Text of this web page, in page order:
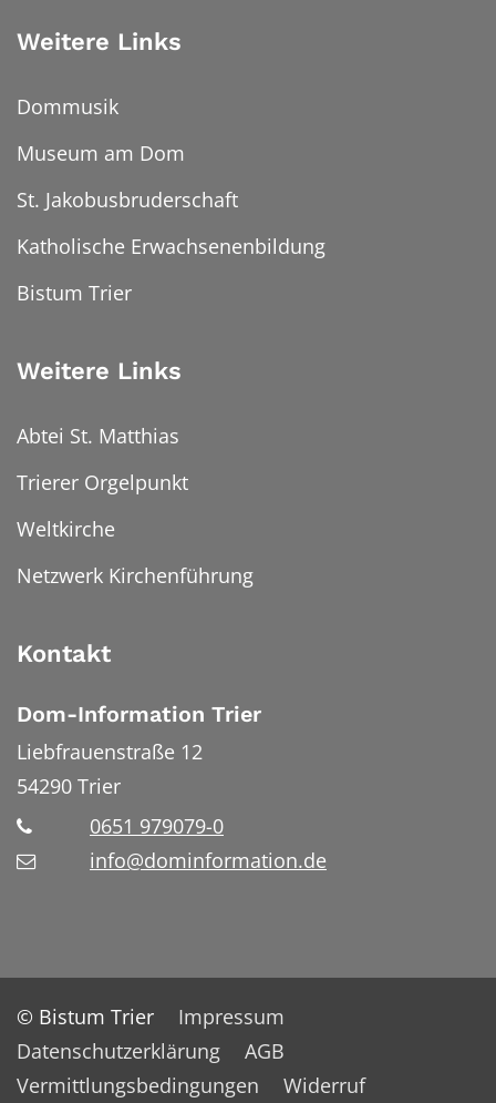
Weitere Links
Dommusik
Museum am Dom
St. Jakobusbruderschaft
Katholische Erwachsenenbildung
Bistum Trier
Weitere Links
Abtei St. Matthias
Trierer Orgelpunkt
Weltkirche
Netzwerk Kirchenführung
Kontakt
Dom-Information Trier
Liebfrauenstraße 12
54290 Trier
0651 979079-0
info@dominformation.de
© Bistum Trier
Impressum
Datenschutzerklärung
AGB
Vermittlungsbedingungen
Widerruf